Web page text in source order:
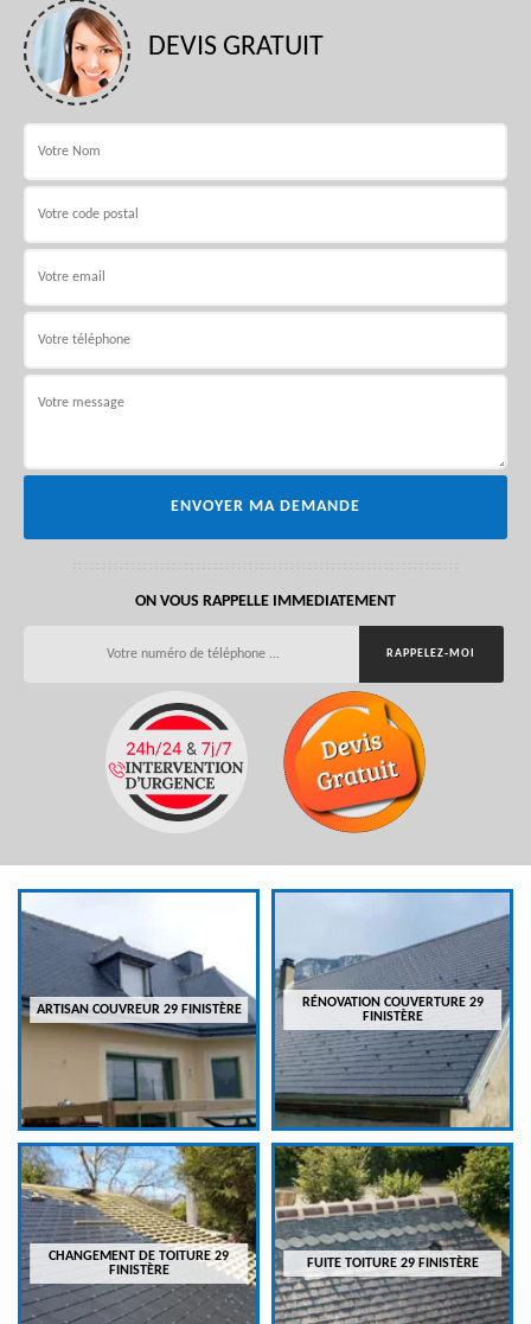
DEVIS GRATUIT
ON VOUS RAPPELLE IMMEDIATEMENT
ARTISAN COUVREUR 29 FINISTÈRE
RÉNOVATION COUVERTURE 29
FINISTÈRE
CHANGEMENT DE TOITURE 29
FINISTÈRE
FUITE TOITURE 29 FINISTÈRE